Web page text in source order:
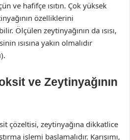
ve hafifçe ısıtın. Çok yüksek
özelliklerini
Ölçülen zeytinyağının da ısısı,
ısısına yakın olmalıdır
ve Zeytinyağının
çözeltisi, zeytinyağına dikkatlice
işlemi başlamalıdır. Karışımı,